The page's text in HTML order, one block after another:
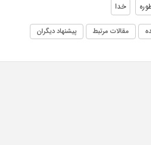
خدا
مقالات مرتبط پیشنهاد دیگران